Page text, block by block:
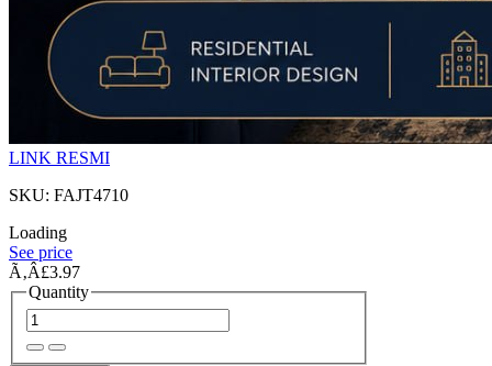
LINK RESMI
SKU: FAJT4710
Loading
See price
Ã‚Â£3.97
Quantity